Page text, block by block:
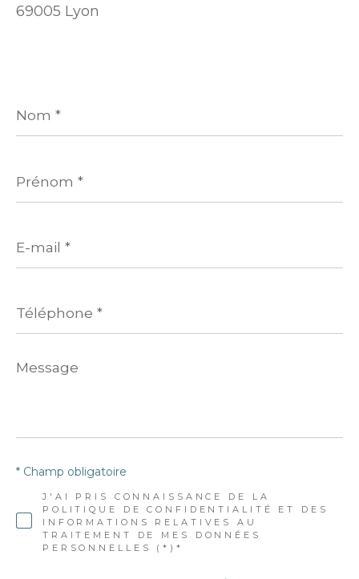
69005 Lyon
*
*
mail
*
*
Message
*
J'AI PRIS CONNAISSANCE DE LA
POLITIQUE DE CONFIDENTIALITÉ ET DES
INFORMATIONS RELATIVES AU
TRAITEMENT DE MES DONNÉES
PERSONNELLES (*)*
* Champ obligatoire